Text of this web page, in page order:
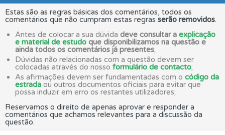
Estas são as regras básicas dos comentários, todos os
comentários que não cumpram estas regras serão removidos.
Antes de colocar a sua dúvida deve consultar a explicação
e material de estudo que disponibilizamos na questão e
ainda todos os comentários já presentes;
Dúvidas não relacionadas com a questão devem ser
colocadas através do nosso formulário de contacto;
As afirmações devem ser fundamentadas com o código da
estrada ou outros documentos oficiais para evitar que
possa induzir em erro os restantes utilizadores;
Reservamos o direito de apenas aprovar e responder a
comentários que achamos relevantes para a discussão da
questão.